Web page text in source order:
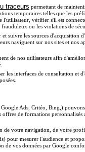
traceurs permettant de
temporaires telles que les
l'utilisateur, vérifier s'il est
frauduleux ou les violations de
suivre les sources d'acquisition
naviguent sur nos sites et nos
de nos utilisateurs afin
les interfaces de consultation et
Google Ads, Critéo, Bing,)
de formations
de votre navigation, de votre
pour mesurer l'audience et
de vos données par Google